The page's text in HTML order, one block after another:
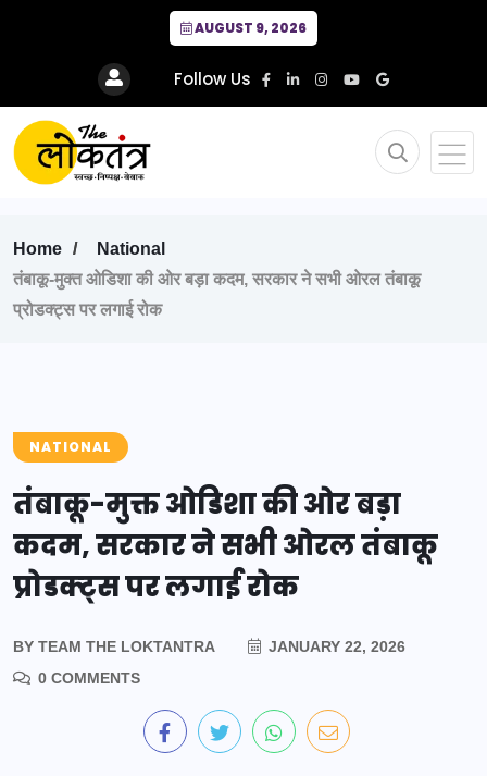
AUGUST 9, 2026
Follow Us
Home
National
तंबाकू-मुक्त ओडिशा की ओर बड़ा कदम, सरकार ने सभी ओरल तंबाकू
प्रोडक्ट्स पर लगाई रोक
NATIONAL
तंबाकू-मुक्त ओडिशा की ओर बड़ा
कदम, सरकार ने सभी ओरल तंबाकू
प्रोडक्ट्स पर लगाई रोक
BY TEAM THE LOKTANTRA
JANUARY 22, 2026
0 COMMENTS